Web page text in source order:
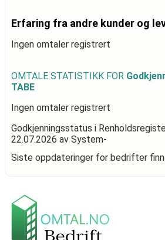
Erfaring fra andre kunder og
Ingen omtaler registrert
OMTALE STATISTIKK FOR
TABE
Ingen omtaler registrert
Godkjenningsstatus i
22.07.2026 av System-
Siste oppdateringer for bedrifter